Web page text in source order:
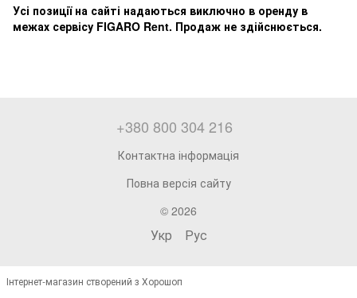
Усі позиції на сайті надаються виключно в оренду в
межах сервісу FIGARO Rent. Продаж не здійснюється.
+380 800 304 216
Контактна інформація
Повна версія сайту
© 2026
Укр Рус
Інтернет-магазин створений з Хорошоп